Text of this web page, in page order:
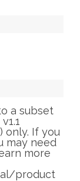
a subset
only. If you
may need
more
product